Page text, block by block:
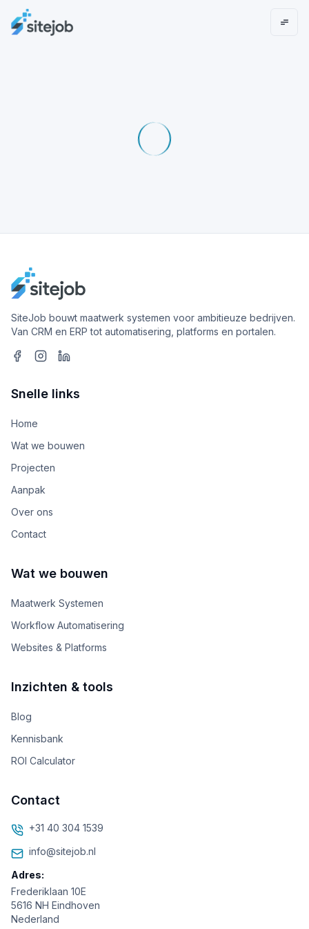
SiteJob bouwt maatwerk systemen voor ambitieuze bedrijven.
Van CRM en ERP tot automatisering, platforms en portalen.
Snelle links
Home
Wat we bouwen
Projecten
Aanpak
Over ons
Contact
Wat we bouwen
Maatwerk Systemen
Workflow Automatisering
Websites & Platforms
Inzichten & tools
Blog
Kennisbank
ROI Calculator
Contact
+31 40 304 1539
info@sitejob.nl
Adres:
Frederiklaan 10E
5616 NH Eindhoven
Nederland